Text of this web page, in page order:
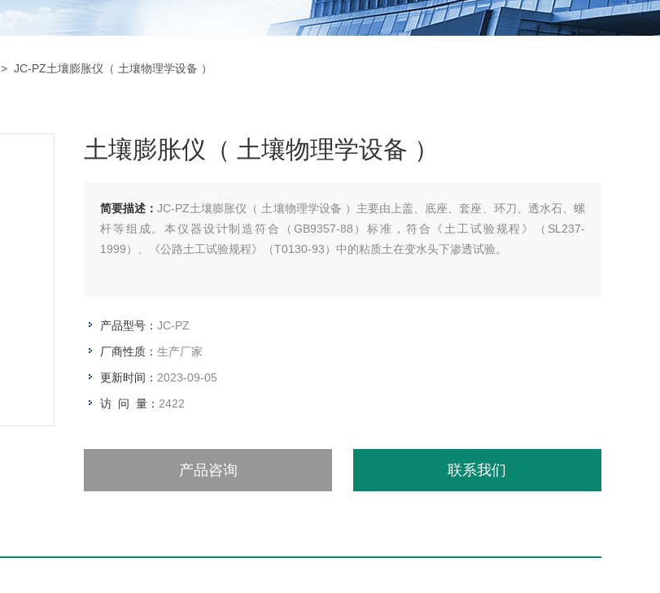
> JC-PZ土壤膨胀仪（ 土壤物理学设备 ）
土壤膨胀仪（ 土壤物理学设备 ）
简要描述： JC-PZ土壤膨胀仪（ 土壤物理学设备 ）主要由上盖、底座、套座、环刀、透水石、螺
杆等组成。本仪器设计制造符合（GB9357-88）标准，符合《土工试验规程》（SL237-
1999）、《公路土工试验规程》（T0130-93）中的粘质土在变水头下渗透试验。
产品型号： JC-PZ
厂商性质： 生产厂家
更新时间： 2023-09-05
访 问 量： 2422
产品咨询 联系我们